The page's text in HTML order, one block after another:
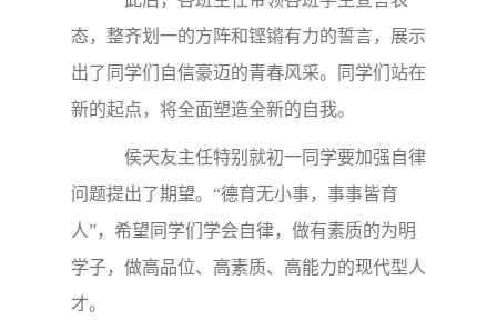
态，整齐划一的方阵和铿锵有力的誓言，展示
出了同学们自信豪迈的青春风采。同学们站在
新的起点，将全面塑造全新的自我。
侯天友主任特别就初一同学要加强自律
问题提出了期望。“德育无小事，事事皆育
人”，希望同学们学会自律，做有素质的为明
学子，做高品位、高素质、高能力的现代型人
才。